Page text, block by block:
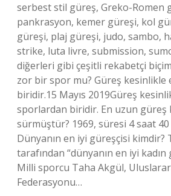
serbest stil güreş, Greko-Romen
pankrasyon, kemer güreşi, kol
güreşi, plaj güreşi, judo, sambo,
strike, luta livre, submission,
diğerleri gibi çeşitli rekabetçi
zor bir spor mu? Güreş kesinlikle
biridir.15 Mayıs 2019Güreş
sporlardan biridir. En uzun güreş
sürmüştür? 1969, süresi 4 saat
Dünyanın en iyi güreşçisi kimdir?
tarafından “dünyanın en iyi kadın
Milli sporcu Taha Akgül,
Federasyonu…